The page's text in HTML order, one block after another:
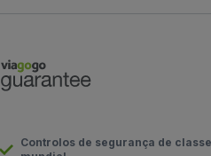
Controlos de segurança de classe